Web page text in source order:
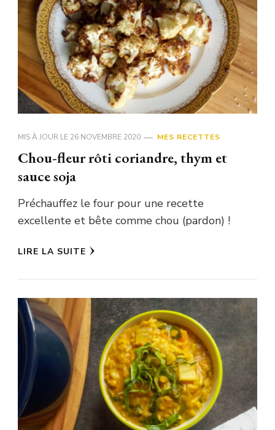
MIS À JOUR LE 26 NOVEMBRE 2020 MES RECETTES
Chou-fleur rôti coriandre, thym et
sauce soja
Préchauffez le four pour une recette
excellente et bête comme chou (pardon) !
LIRE LA SUITE